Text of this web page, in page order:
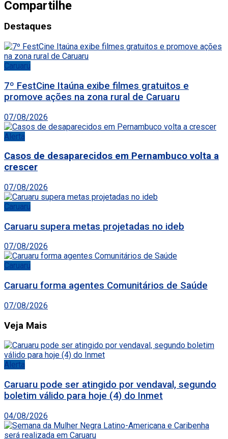
Compartilhe
Destaques
Caruaru
7º FestCine Itaúna exibe filmes gratuitos e
promove ações na zona rural de Caruaru
07/08/2026
Alerta
Casos de desaparecidos em Pernambuco volta a
crescer
07/08/2026
Caruaru
Caruaru supera metas projetadas no ideb
07/08/2026
Caruaru
Caruaru forma agentes Comunitários de Saúde
07/08/2026
Veja Mais
Alerta
Caruaru pode ser atingido por vendaval, segundo
boletim válido para hoje (4) do Inmet
04/08/2026